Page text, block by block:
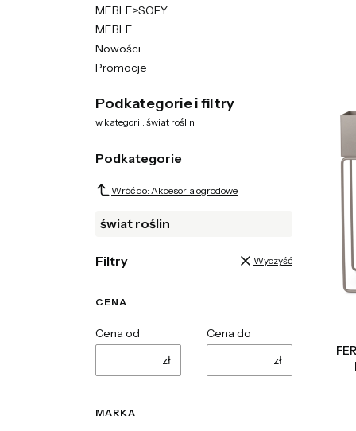
MEBLE>SOFY
MEBLE
Nowości
Promocje
Podkategorie i filtry
w kategorii: świat roślin
Podkategorie
Wróć do: Akcesoria ogrodowe
świat roślin
Filtry Wyczyść
CENA
Cena od
zł
Cena do
zł
MARKA